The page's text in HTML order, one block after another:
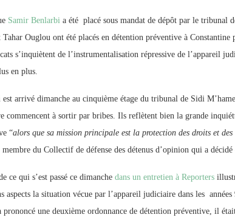
Samir Benlarbi a été placé sous mandat de dépôt par le
Tahar Ouglou ont été placés en détention préventive à
s’inquiètent de l’instrumentalisation répressive de l’appareil
en plus.
arrivé dimanche au cinquième étage du tribunal de Sidi
commencent à sortir par bribes. Ils reflètent bien la grande
“alors que sa mission principale est la protection des droits et des
du Collectif de défense des détenus d’opinion qui a décidé
ce qui s’est passé ce dimanche dans un entretien à Reporters
aspects la situation vécue par l’appareil judiciaire dans les
prononcé une deuxième ordonnance de détention préventive, il